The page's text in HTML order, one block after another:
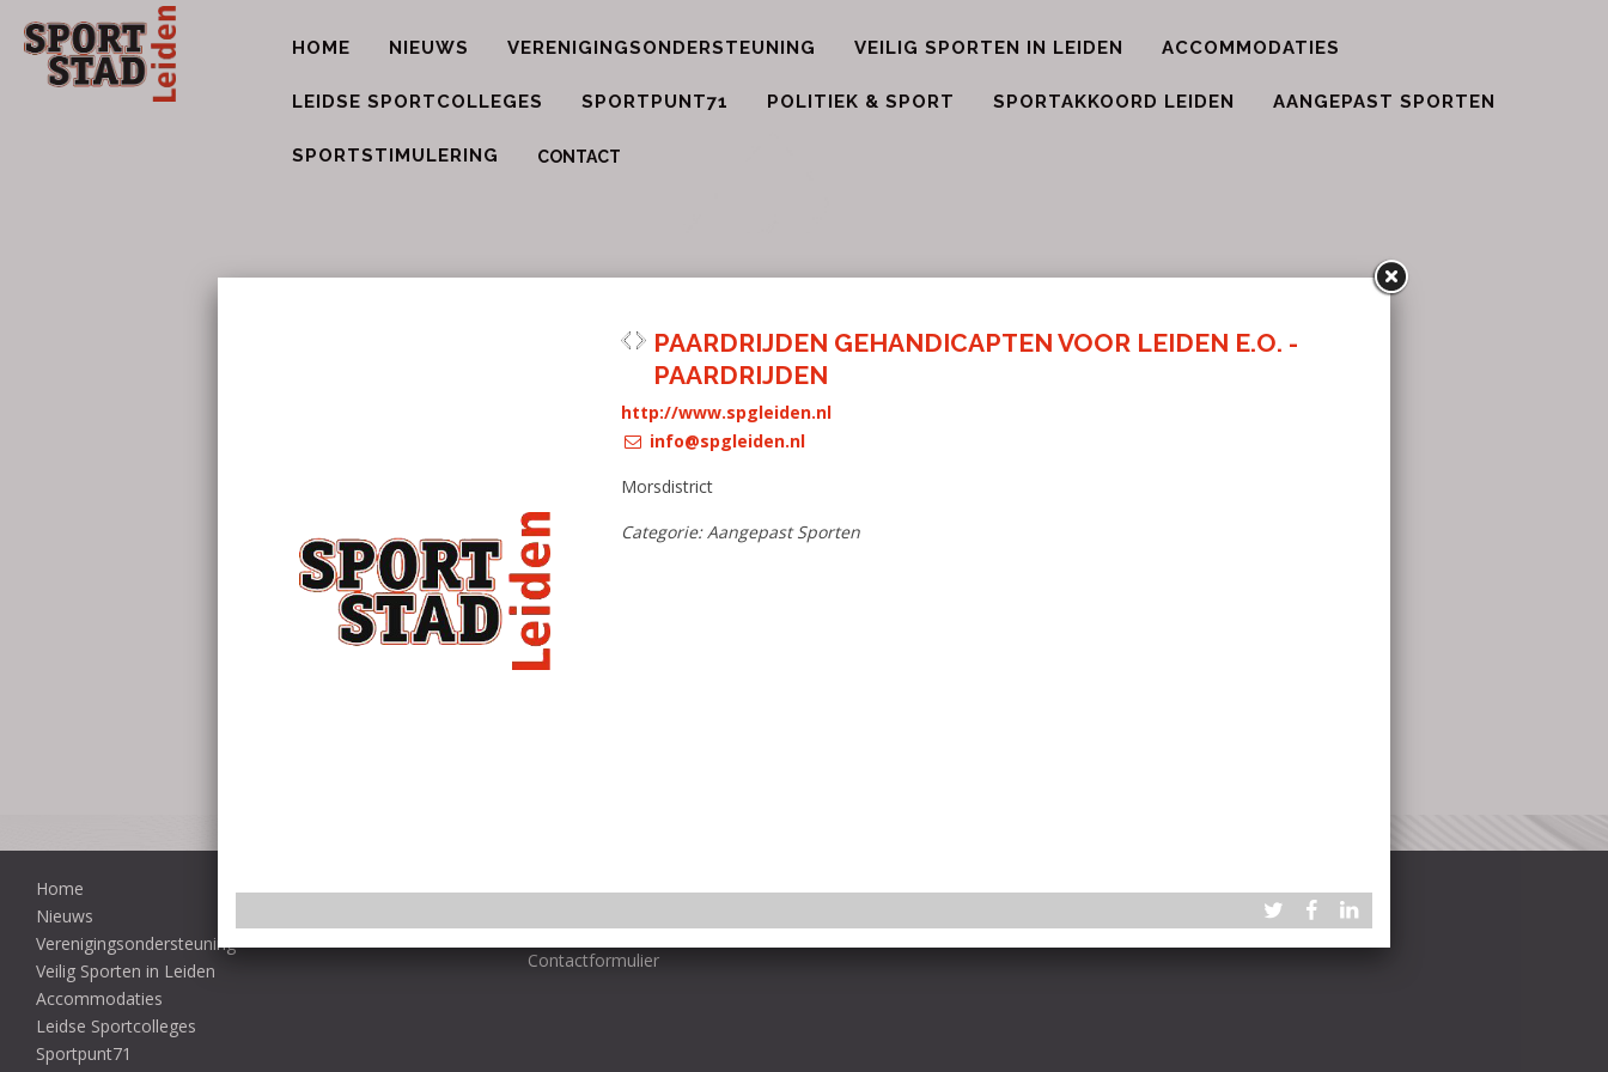
HOME NIEUWS VERENIGINGSONDERSTEUNING VEILIG SPORTEN IN LEIDEN ACCOMMODATIES
LEIDSE SPORTCOLLEGES SPORTPUNT71 POLITIEK & SPORT SPORTAKKOORD LEIDEN AANGEPAST SPORTEN
SPORTSTIMULERING
PAARDRIJDEN
Home
Nieuws
Verenigingsondersteuning
Veilig Sporten in Leiden
Accommodaties
Leidse Sportcolleges
Sportpunt71
Sportstad Leiden
Contactformulier